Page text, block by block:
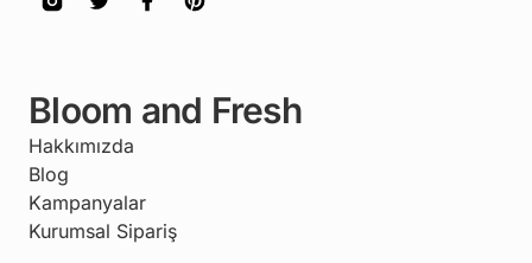
Bloom and Fresh
Hakkımızda
Blog
Kampanyalar
Kurumsal Sipariş